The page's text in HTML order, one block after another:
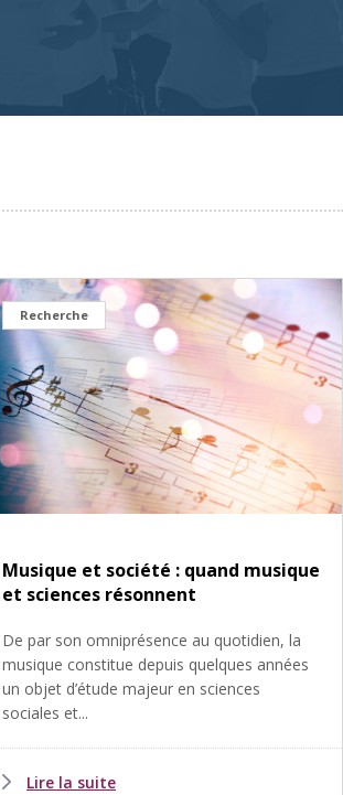
Recherche
Musique et société : quand musique
et sciences résonnent
De par son omniprésence au quotidien, la
musique constitue depuis quelques années
un objet d’étude majeur en sciences
sociales et...
Lire la suite